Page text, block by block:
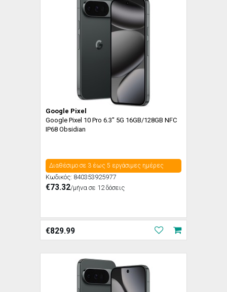
Google Pixel
Google Pixel 10 Pro 6.3" 5G 16GB/128GB NFC
IP68 Obsidian
Διαθέσιμο σε 3 έως 5 εργάσιμες ημέρες
Κωδικός: 840353925977
€73.32/μήνα σε 12 δόσεις
€829.99